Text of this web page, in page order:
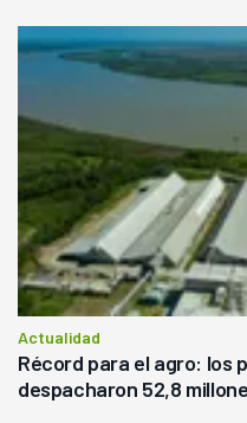
Actualidad
Récord para el agro: los
despacharon 52,8